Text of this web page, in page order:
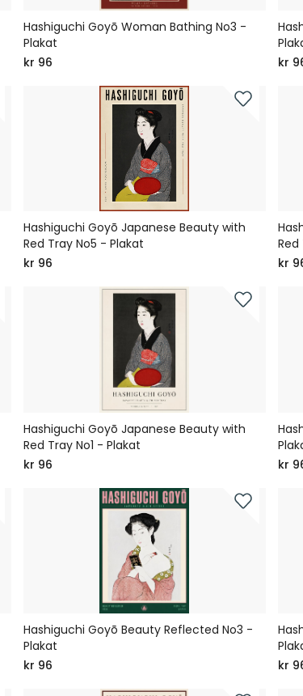
Hashiguchi Goyō Woman Bathing No3 -
Plakat
kr 96
kr
Hashiguchi Goyō Japanese Beauty with
Red Tray No5 - Plakat
kr 96
kr
Hashiguchi Goyō Japanese Beauty with
Red Tray No1 - Plakat
kr 96
kr
Hashiguchi Goyō Beauty Reflected No3 -
Plakat
kr 96
kr